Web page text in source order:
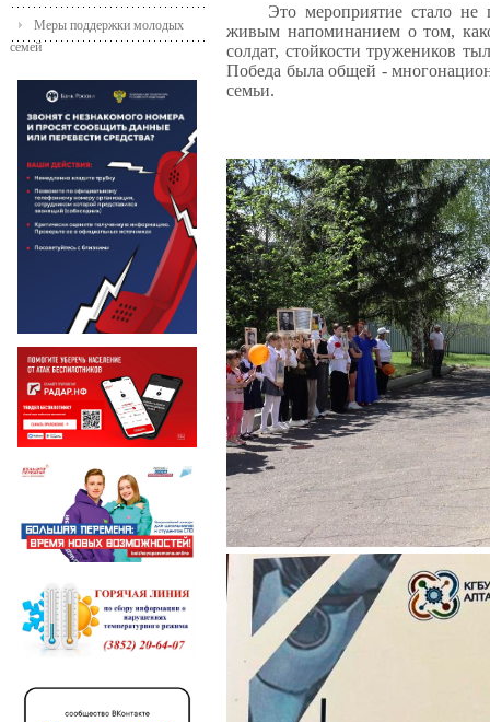
Меры поддержки молодых
семей
Это мероприятие стало
живым напоминанием о том,
солдат, стойкости тружеников
Победа была общей -
семьи.